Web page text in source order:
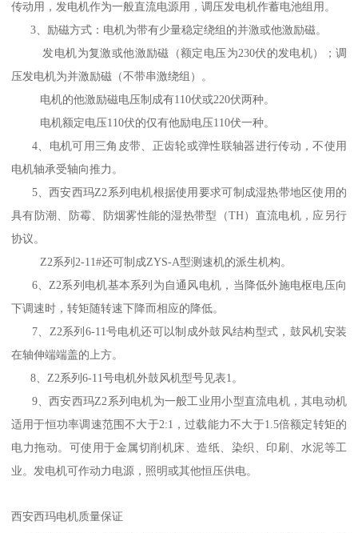
传动用，发电机作为一般直流电源用，调压发电机作蓄电池组用。
3、励磁方式：电机为带有少量稳定绕组的并激或他激励磁。
发电机为复激或他激励磁（额定电压为230伏的发电机）；调
压发电机为并激励磁（不带串激绕组）。
电机的他激励磁电压制成有110伏或220伏两种。
电机额定电压110伏的仅有他励电压110伏一种。
4、电机可用三角皮带、正齿轮或弹性联轴器进行传动，不使用
电机轴承受轴向推力。
5、西安西玛Z2系列电机根据使用要求可制成湿热带地区使用的
具有防潮、防霉、防烟雾性能的湿热带型（TH）直流电机，应另行
协议。
Z2系列2-11#还可制成ZYS-A型测速机的派生机构。
6、Z2系列电机基本系列为自通风电机，当降低外施电枢电压向
下调速时，转矩随转速下降而相应的降低。
7、Z2系列6-11号电机还可以制成外鼓风结构型式，鼓风机安装
在轴伸端端盖的上方。
8、Z2系列6-11号电机外鼓风机型号见表1。
9、西安西玛Z2系列电机为一般工业用小型直流电机，其电动机
适用于恒功率调速范围不大于2:1，过载能力不大于1.5倍额定转矩的
电力拖动。可使用于金属切削机床、造纸、染织、印刷、水泥等工
业。发电机可作动力电源，照明或其他恒压供电。
西安西玛电机质量保证